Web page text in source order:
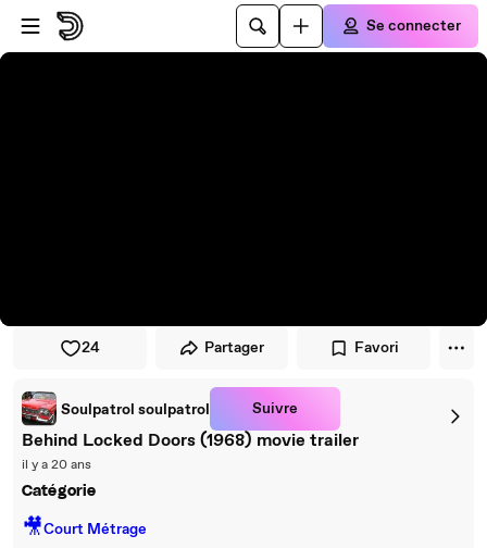
Passer au player
Passer au contenu principal
Se connecter
24 Partager Favori
Soulpatrol soulpatrol Suivre
Behind Locked Doors (1968) movie trailer
il y a 20 ans
Catégorie
🎥Court Métrage